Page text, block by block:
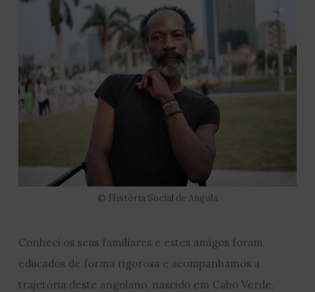
© História Social de Angola
Conheci os seus familiares e estes amigos foram
educados de forma rigorosa e acompanhamos a
trajetória deste angolano, nascido em Cabo Verde,